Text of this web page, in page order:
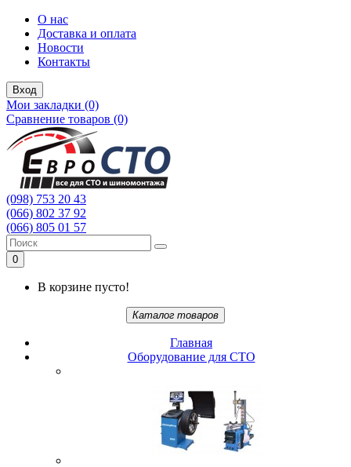
О нас
Доставка и оплата
Новости
Контакты
Вход
Мои закладки (0)
Сравнение товаров (0)
(098) 753 20 43
(066) 802 37 92
(066) 805 01 57
0
В корзине пусто!
Каталог товаров
Главная
Oбopудoвaниe для CTO